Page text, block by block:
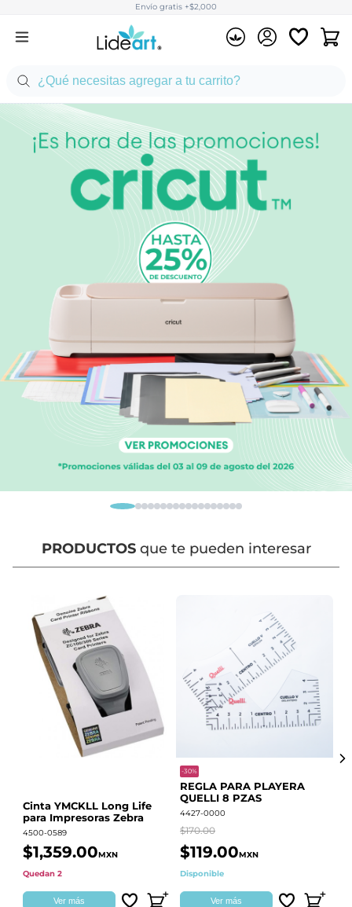
Envío gratis +$2,000
PRODUCTOSque te pueden interesar
Cinta YMCKLL Long Life
para Impresoras Zebra
4500-0589
$1,359.00MXN
Quedan 2
Ver más
-30%
REGLA PARA PLAYERA
QUELLI 8 PZAS
4427-0000
$170.00
$119.00MXN
Disponible
Ver más